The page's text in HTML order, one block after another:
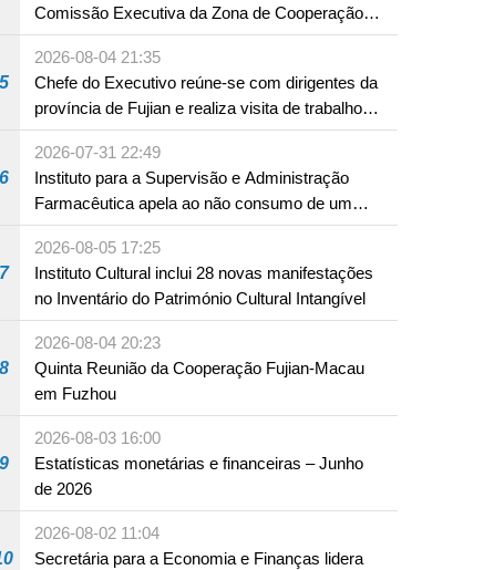
Comissão Executiva da Zona de Cooperação
Aprofundada entre Guangdong e Macau em
Hengqin
5
2026-08-04 21:35
Chefe do Executivo reúne-se com dirigentes da
província de Fujian e realiza visita de trabalho
em Fuzhou
6
2026-07-31 22:49
Instituto para a Supervisão e Administração
Farmacêutica apela ao não consumo de um
produto com substâncias medicamentosas
ocidentais
7
2026-08-05 17:25
Instituto Cultural inclui 28 novas manifestações
no Inventário do Património Cultural Intangível
8
2026-08-04 20:23
Quinta Reunião da Cooperação Fujian-Macau
em Fuzhou
9
2026-08-03 16:00
Estatísticas monetárias e financeiras – Junho
de 2026
2026-08-02 11:04
Secretária para a Economia e Finanças lidera